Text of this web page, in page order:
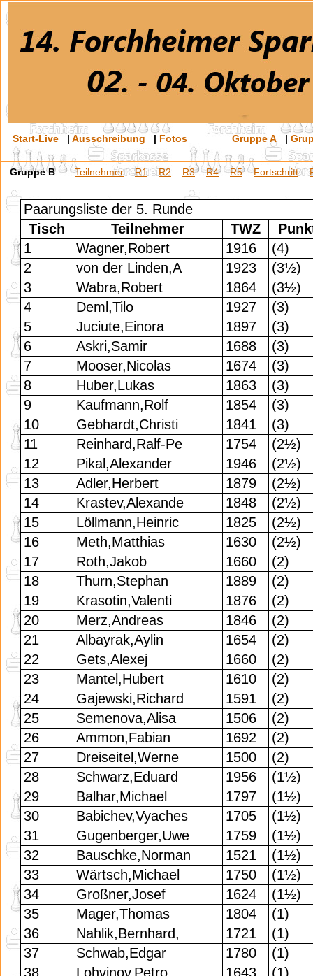
Start-Live | Ausschreibung | Fotos Gruppe A |
Gruppe B Teilnehmer R1 R2 R3 R4 R5 Fortschritt
Paarungsliste der 5. Runde
Tisch
Teilnehmer TWZ
1
Wagner,Robert 1916
(4)
2
von der Linden,A 1923
(3½)
3
Wabra,Robert 1864
(3½)
4
Deml,Tilo 1927
(3)
5
Juciute,Einora 1897
(3)
6
Askri,Samir 1688
(3)
7
Mooser,Nicolas 1674
(3)
8
Huber,Lukas 1863
(3)
9
Kaufmann,Rolf 1854
(3)
10
Gebhardt,Christi 1841
(3)
11
Reinhard,Ralf-Pe 1754
(2½)
12
Pikal,Alexander 1946
(2½)
13
Adler,Herbert 1879
(2½)
14
Krastev,Alexande 1848
(2½)
15
Löllmann,Heinric 1825
(2½)
16
Meth,Matthias 1630
(2½)
17
Roth,Jakob 1660
(2)
18
Thurn,Stephan 1889
(2)
19
Krasotin,Valenti 1876
(2)
20
Merz,Andreas 1846
(2)
21
Albayrak,Aylin 1654
(2)
22
Gets,Alexej 1660
(2)
23
Mantel,Hubert 1610
(2)
24
Gajewski,Richard 1591
(2)
25
Semenova,Alisa 1506
(2)
26
Ammon,Fabian 1692
(2)
27
Dreiseitel,Werne 1500
(2)
28
Schwarz,Eduard 1956
(1½)
29
Balhar,Michael 1797
(1½)
30
Babichev,Vyaches 1705
(1½)
31
Gugenberger,Uwe 1759
(1½)
32
Bauschke,Norman 1521
(1½)
33
Wärtsch,Michael 1750
(1½)
34
Großner,Josef 1624
(1½)
35
Mager,Thomas 1804
(1)
36
Nahlik,Bernhard, 1721
(1)
37
Schwab,Edgar 1780
(1)
38
Lohvinov,Petro 1643
(1)